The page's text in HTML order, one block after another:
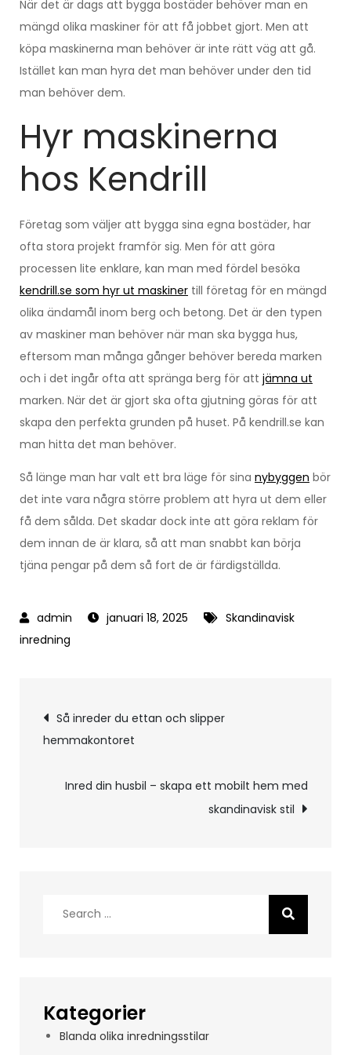
När det är dags att bygga bostäder behöver man en
mängd olika maskiner för att få jobbet gjort. Men att
köpa maskinerna man behöver är inte rätt väg att gå.
Istället kan man hyra det man behöver under den tid
man behöver dem.
Hyr maskinerna
hos Kendrill
Företag som väljer att bygga sina egna bostäder, har
ofta stora projekt framför sig. Men för att göra
processen lite enklare, kan man med fördel besöka
kendrill.se som hyr ut maskiner till företag för en mängd
olika ändamål inom berg och betong. Det är den typen
av maskiner man behöver när man ska bygga hus,
eftersom man många gånger behöver bereda marken
och i det ingår ofta att spränga berg för att jämna ut
marken. När det är gjort ska ofta gjutning göras för att
skapa den perfekta grunden på huset. På kendrill.se kan
man hitta det man behöver.
Så länge man har valt ett bra läge för sina nybyggen bör
det inte vara några större problem att hyra ut dem eller
få dem sålda. Det skadar dock inte att göra reklam för
dem innan de är klara, så att man snabbt kan börja
tjäna pengar på dem så fort de är färdigställda.
januari 18, 2025
Skandinavisk
inredning
Inläggsnavigering
Så inreder du ettan och slipper
hemmakontoret
Inred din husbil – skapa ett mobilt hem med
skandinavisk stil
Kategorier
Blanda olika inredningsstilar